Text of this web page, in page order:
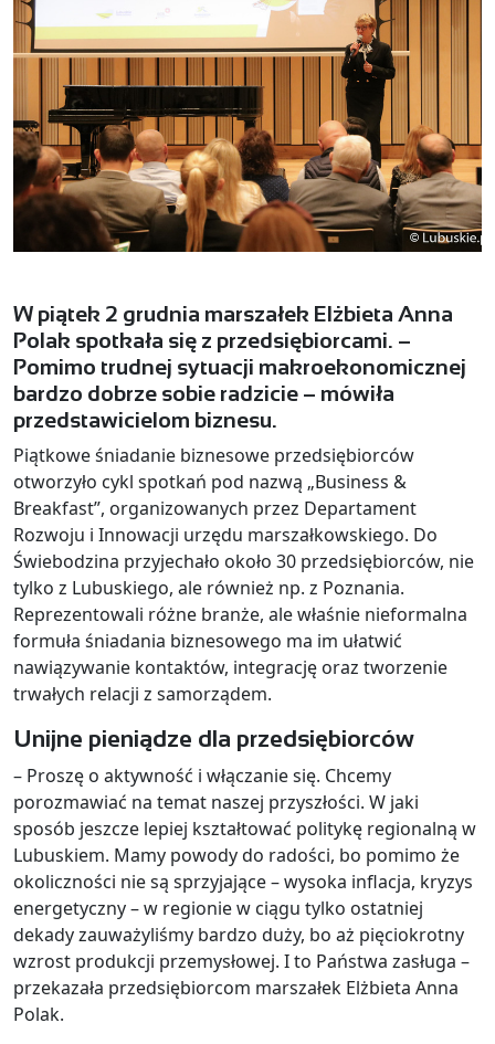
W piątek 2 grudnia marszałek Elżbieta Anna
Polak spotkała się z przedsiębiorcami. –
Pomimo trudnej sytuacji makroekonomicznej
bardzo dobrze sobie radzicie – mówiła
przedstawicielom biznesu.
Piątkowe śniadanie biznesowe przedsiębiorców
otworzyło cykl spotkań pod nazwą „Business &
Breakfast”, organizowanych przez Departament
Rozwoju i Innowacji urzędu marszałkowskiego. Do
Świebodzina przyjechało około 30 przedsiębiorców, nie
tylko z Lubuskiego, ale również np. z Poznania.
Reprezentowali różne branże, ale właśnie nieformalna
formuła śniadania biznesowego ma im ułatwić
nawiązywanie kontaktów, integrację oraz tworzenie
trwałych relacji z samorządem.
Unijne pieniądze dla przedsiębiorców
– Proszę o aktywność i włączanie się. Chcemy
porozmawiać na temat naszej przyszłości. W jaki
sposób jeszcze lepiej kształtować politykę regionalną w
Lubuskiem. Mamy powody do radości, bo pomimo że
okoliczności nie są sprzyjające – wysoka inflacja, kryzys
energetyczny – w regionie w ciągu tylko ostatniej
dekady zauważyliśmy bardzo duży, bo aż pięciokrotny
wzrost produkcji przemysłowej. I to Państwa zasługa –
przekazała przedsiębiorcom marszałek Elżbieta Anna
Polak.